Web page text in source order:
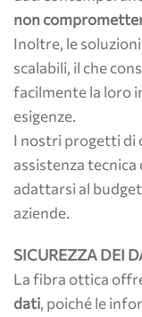
non
Inoltre, le
scalabili, il che
facilmente la loro
esigenze.
I nostri progetti
assistenza
adattarsi al
aziende.
SICUREZZA DEI
La fibra ottica
dati, poiché le